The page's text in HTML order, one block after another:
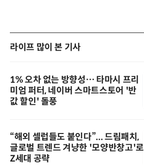
라이프 많이 본 기사
1% 오차 없는 방향성… 타마시 프리
미엄 퍼터, 네이버 스마트스토어 '반
값 할인' 돌풍
“해외 셀럽들도 붙인다”... 드림패치,
글로벌 트렌드 겨냥한 '모양반창고'로
Z세대 공략